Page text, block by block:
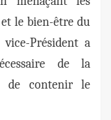
le bien-être du
Président a
de la
de contenir le